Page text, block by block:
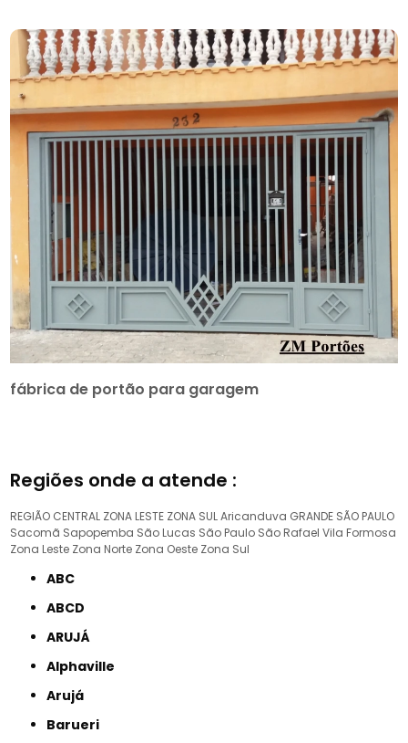
fábrica de portão para garagem
Regiões onde a atende :
REGIÃO CENTRAL ZONA LESTE ZONA SULAricanduva GRANDE SÃO PAULO
Sacomã Sapopemba São Lucas São Paulo São Rafael Vila Formosa
Zona Leste Zona Norte Zona Oeste Zona Sul
ABC
ABCD
ARUJÁ
Alphaville
Arujá
Barueri